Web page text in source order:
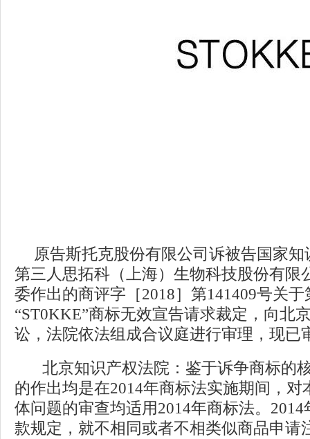
原告斯托克股份有限公司诉被告国家
第三人思拓科（上海）生物科技股份有限
委作出的商评字［2018］第141409号关于
“ST0KKE”商标无效宣告请求裁定，向北
讼，法院依法组成合议庭进行审理，现已
北京知识产权法院：鉴于诉争商标的
的作出均是在2014年商标法实施期间，
体问题的审查均适用2014年商标法。
款规定，就不相同或者不相类似商品申请